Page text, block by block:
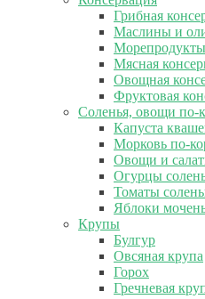
Грибная
Маслины и
Мясная
Овощная
Фруктовая
Соленья, овощи по-
Капуста
Морковь по-
Овощи и
Огурцы
Томаты
Яблоки
Крупы
Булгур
Овсяная крупа
Горох
Гречневая